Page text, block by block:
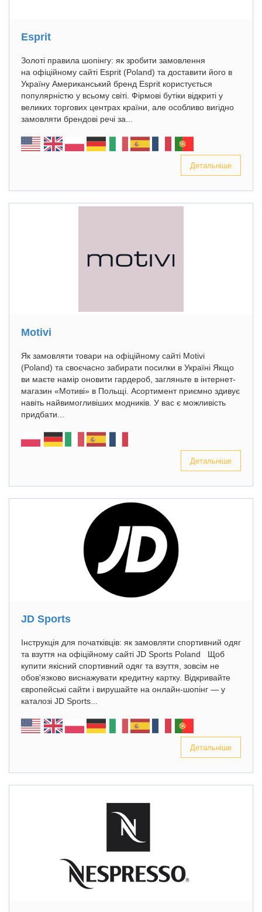
Esprit
Золоті правила шопінгу: як зробити замовлення
на офіційному сайті Esprit (Poland) та доставити його в
Україну Американський бренд Esprit користується
популярністю у всьому світі. Фірмові бутіки відкриті у
великих торгових центрах країни, але особливо вигідно
замовляти брендові речі за...
Детальніше
Motivi
Як замовляти товари на офіційному сайті Motivi
(Poland) та своєчасно забирати посилки в Україні Якщо
ви маєте намір оновити гардероб, загляньте в інтернет-
магазин «Мотиві» в Польщі. Асортимент приємно здивує
навіть найвимогливіших модників. У вас є можливість
придбати...
Детальніше
JD Sports
Інструкція для початківців: як замовляти спортивний одяг
та взуття на офіційному сайті JD Sports Poland Щоб
купити якісний спортивний одяг та взуття, зовсім не
обов'язково виснажувати кредитну картку. Відкривайте
європейські сайти і вирушайте на онлайн-шопінг — у
каталозі JD Sports...
Детальніше